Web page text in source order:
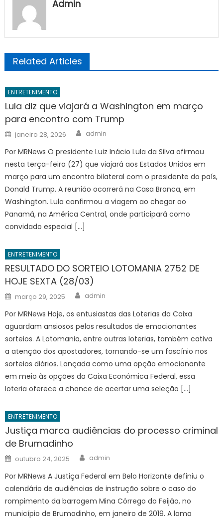
Admin
Related Articles
ENTRETENIMENTO
Lula diz que viajará a Washington em março
para encontro com Trump
Posted
on
janeiro 28, 2026 Author
admin
Por MRNews O presidente Luiz Inácio Lula da Silva afirmou
nesta terça-feira (27) que viajará aos Estados Unidos em
março para um encontro bilateral com o presidente do país,
Donald Trump. A reunião ocorrerá na Casa Branca, em
Washington. Lula confirmou a viagem ao chegar ao
Panamá, na América Central, onde participará como
convidado especial […]
ENTRETENIMENTO
RESULTADO DO SORTEIO LOTOMANIA 2752 DE
HOJE SEXTA (28/03)
Posted
on
março 29, 2025 Author
admin
Por MRNews Hoje, os entusiastas das Loterias da Caixa
aguardam ansiosos pelos resultados de emocionantes
sorteios. A Lotomania, entre outras loterias, também cativa
a atenção dos apostadores, tornando-se um fascínio nos
sorteios diários. Lançada como uma opção emocionante
em meio às opções da Caixa Econômica Federal, essa
loteria oferece a chance de acertar uma seleção […]
ENTRETENIMENTO
Justiça marca audiências do processo criminal
de Brumadinho
Posted
on
outubro 24, 2025 Author
admin
Por MRNews A Justiça Federal em Belo Horizonte definiu o
calendário de audiências de instrução sobre o caso do
rompimento da barragem Mina Córrego do Feijão, no
município de Brumadinho, em janeiro de 2019. A lama